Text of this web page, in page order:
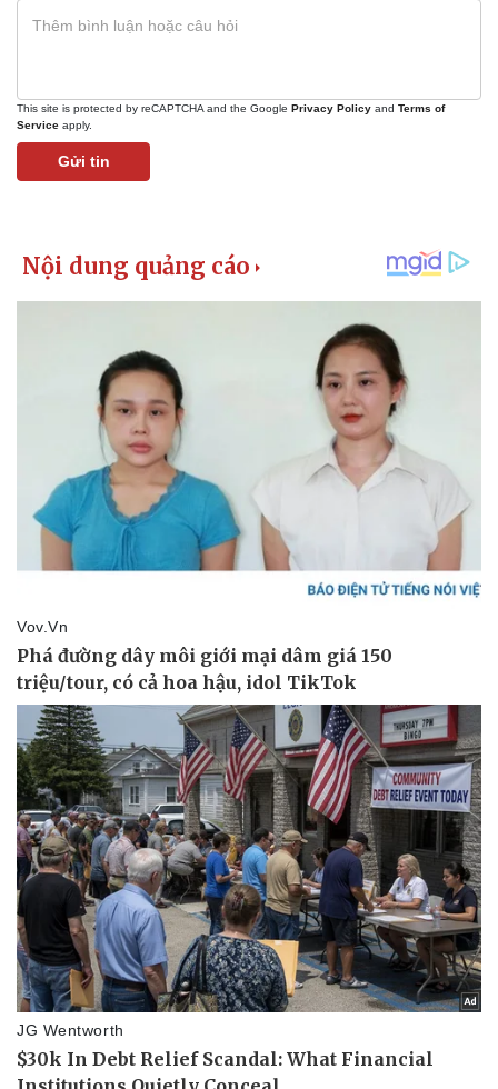
Tiêu dùng
Chứng khoán
Giá cà phê
This site is protected by reCAPTCHA and the Google Privacy Policy and Terms of
Service apply.
Gửi tin